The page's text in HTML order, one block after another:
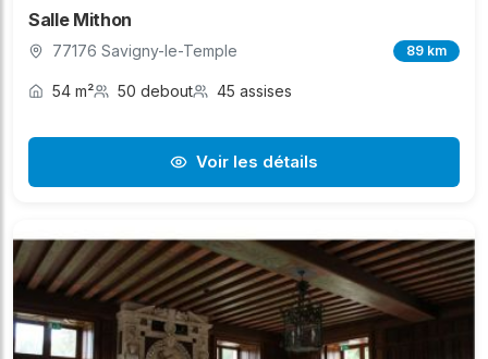
Salle Mithon
77176 Savigny-le-Temple 89 km
54 m² 50 debout 45 assises
Voir les détails